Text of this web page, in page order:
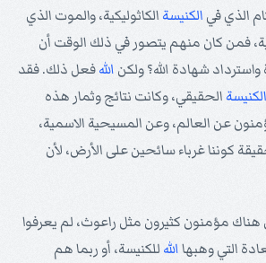
الذي في الكنيسة الكاثوليكية، والموت الذي
فمن كان منهم يتصور في ذلك الوقت أن
شهادة الله؟ ولكن اللهفعل ذلك. فقد
الكنيسة الحقيقي، وكانت نتائج وثمار هذه
عن العالم، وعن المسيحية الاسمية،
كوننا غرباء سائحين على الأرض، لأن
هناك مؤمنون كثيرون مثل راعوث، لم يعرفوا
التي وهبهاالله للكنيسة، أو ربما هم